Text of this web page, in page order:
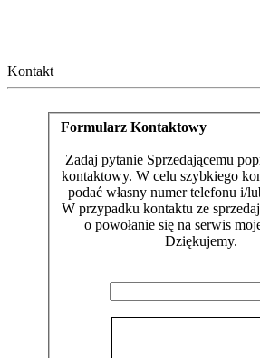
Kontakt
Formularz Kontaktowy
Zadaj pytanie Sprzedającemu
kontaktowy. W celu szybkiego
podać własny numer telefonu i/
W przypadku kontaktu ze
o powołanie się na serwis
Dziękujemy.